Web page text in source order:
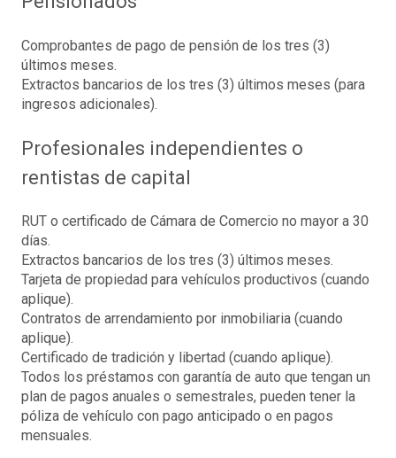
Comprobantes de pago de pensión de los tres (3)
últimos meses.
Extractos bancarios de los tres (3) últimos meses (para
ingresos adicionales).
Profesionales independientes o
rentistas de capital
RUT o certificado de Cámara de Comercio no mayor a 30
días.
Extractos bancarios de los tres (3) últimos meses.
Tarjeta de propiedad para vehículos productivos (cuando
aplique).
Contratos de arrendamiento por inmobiliaria (cuando
aplique).
Certificado de tradición y libertad (cuando aplique).
Todos los préstamos con garantía de auto que tengan un
plan de pagos anuales o semestrales, pueden tener la
póliza de vehículo con pago anticipado o en pagos
mensuales.